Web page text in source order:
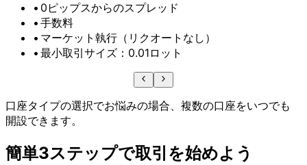
0ピップスからのスプレッド
手数料
マーケット執行（リクオートなし）
最小取引サイズ：0.01ロット
口座タイプの選択でお悩みの場合、 複数の口座をいつでも
開設できます。
簡単3ステップで取引を始めよう